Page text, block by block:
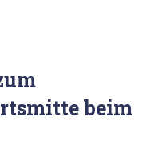
beim